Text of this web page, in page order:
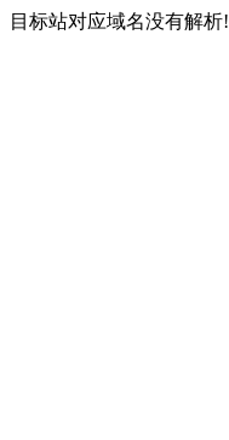
目标站对应域名没有解析!